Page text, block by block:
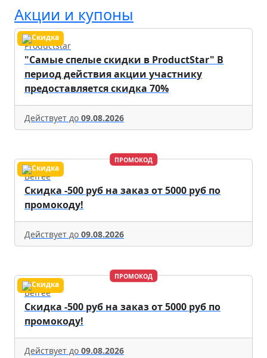
Акции и купоны
Productstar
"Самые спелые скидки в ProductStar" В
период действия акции участнику
предоставляется скидка 70%
Действует до 09.08.2026
ПРОМОКОД
Befree
Скидка -500 руб на заказ от 5000 руб по
промокоду!
Действует до 09.08.2026
ПРОМОКОД
Befree
Скидка -500 руб на заказ от 5000 руб по
промокоду!
Действует до 09.08.2026